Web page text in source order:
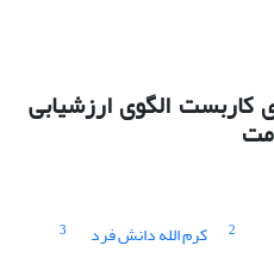
کاربست الگوی ارزشیابی
2 کرم الله دانش فرد 3